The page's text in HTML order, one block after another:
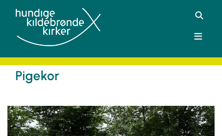
Pigekor